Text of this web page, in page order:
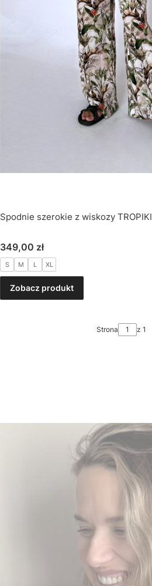
Spodnie szerokie z wiskozy TROPIKI
Cena
349,00 zł
S M L XL
Zobacz produkt
Strona z 1